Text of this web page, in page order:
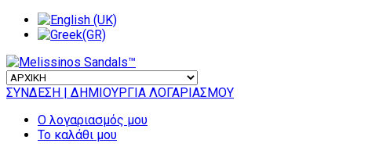
ΣΥΝΔΕΣΗ | ΔΗΜΙΟΥΡΓΙΑ ΛΟΓΑΡΙΑΣΜΟΥ
Ο λογαριασμός μου
Το καλάθι μου